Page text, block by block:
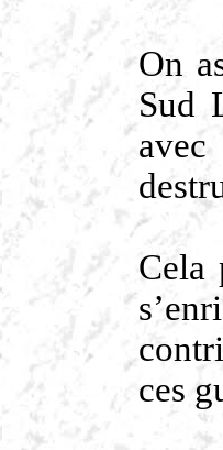
On
Sud
Cela
ces